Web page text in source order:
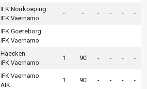
IFK Norrkoeping
IFK Vaernamo
- - - - - -
IFK Goeteborg
IFK Vaernamo
- - - - - -
Haecken
IFK Vaernamo
1 90 - - - -
IFK Vaernamo
AIK
1 90 - - - -